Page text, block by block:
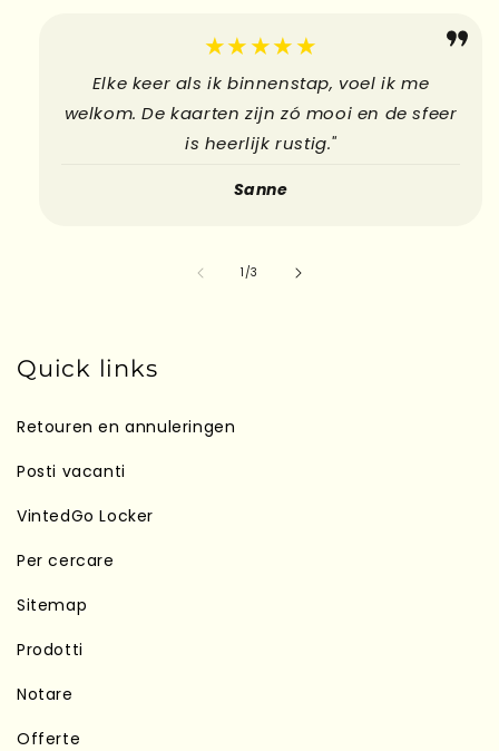
Hebbedingetjes
★★★★★
Elke keer als ik binnenstap, voel ik me
welkom. De kaarten zijn zó mooi en de sfeer
is heerlijk rustig."
Sanne
1/su
3
Quick links
Retouren en annuleringen
Posti vacanti
VintedGo Locker
Per cercare
Sitemap
Prodotti
Notare
Offerte